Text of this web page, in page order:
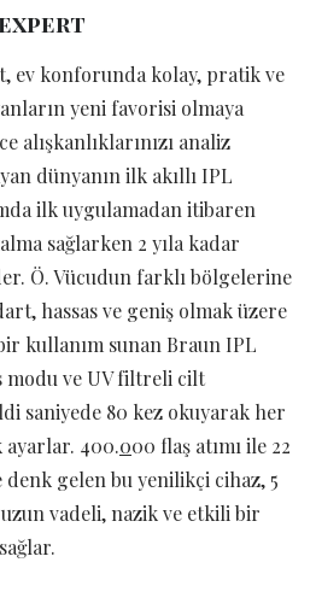
ev konforunda kolay, pratik ve
yeni favorisi olmaya
alışkanlıklarınızı analiz
dünyanın ilk akıllı IPL
ilk uygulamadan itibaren
sağlarken 2 yıla kadar
Ö. Vücudun farklı bölgelerine
hassas ve geniş olmak üzere
kullanım sunan Braun IPL
modu ve UV filtreli cilt
saniyede 80 kez okuyarak her
ayarlar. 400.000 flaş atımı ile 22
denk gelen bu yenilikçi cihaz, 5
vadeli, nazik ve etkili bir